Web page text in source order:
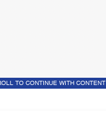
TO CONTINUE WITH CONTENT